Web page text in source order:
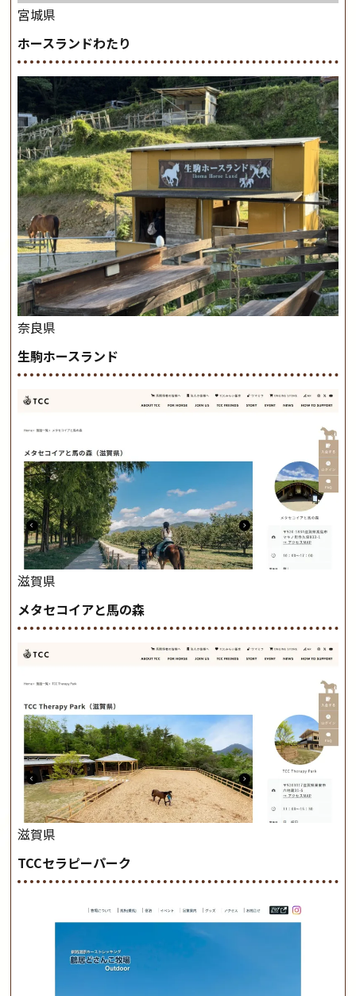
宮城県
ホースランドわたり
奈良県
生駒ホースランド
滋賀県
メタセコイアと馬の森
滋賀県
TCCセラピーパーク